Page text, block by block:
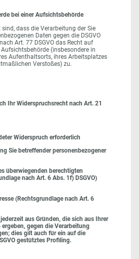
bei einer Aufsichtsbehörde
dass die Verarbeitung der Sie
Daten gegen die DSGVO
Art. 77 DSGVO das Recht auf
Aufsichtsbehörde (insbesondere in
Aufenthaltsorts, ihres Arbeitsplatzes
Verstoßes) zu.
Ihr Widerspruchsrecht nach Art. 21
Widerspruch erforderlich
Sie betreffender personenbezogener
überwiegenden berechtigten
nach Art. 6 Abs. 1f) DSGVO)
(Rechtsgrundlage nach Art. 6
aus Gründen, die sich aus Ihrer
gegen die Verarbeitung
dies gilt auch für ein auf die
gestütztes Profiling.